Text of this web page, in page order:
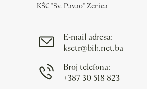
KŠC "Sv. Pavao" Zenica
E-mail adresa:
ksctr@bih.net.ba
Broj telefona:
+387 30 518 823